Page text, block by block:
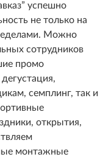
успешно
не только на
Можно
сотрудников
промо
семплинг, так и
открытия,
монтажные